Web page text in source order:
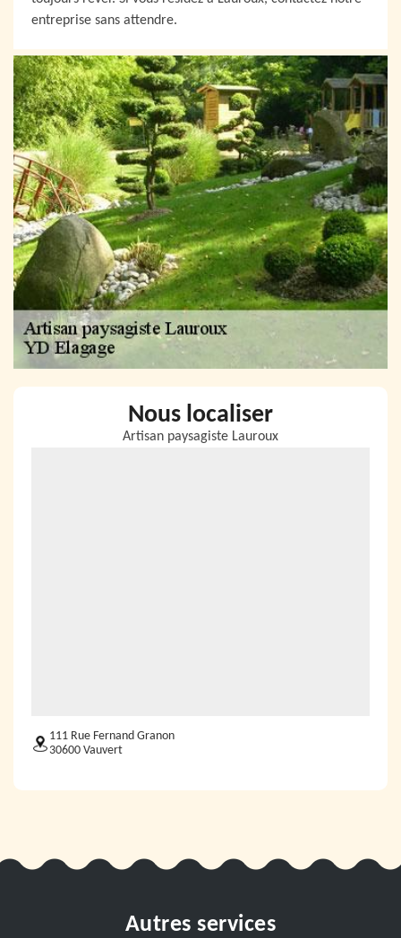
entreprise sans attendre.
Nous localiser
Artisan paysagiste Lauroux
111 Rue Fernand Granon
30600 Vauvert
Autres services